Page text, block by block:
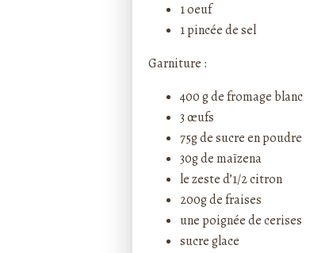
1 oeuf
1 pincée de sel
Garniture :
400 g de fromage blanc
3 œufs
75g de sucre en poudre
30g de maïzena
le zeste d’1/2 citron
200g de fraises
une poignée de cerises
sucre glace